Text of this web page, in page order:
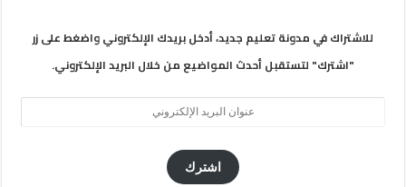
للاشتراك في مدونة تعليم جديد، أدخل بريدك الإلكتروني واضغط على زر
"اشترك" لتستقبل أحدث المواضيع من خلال البريد الإلكتروني.
اشترك